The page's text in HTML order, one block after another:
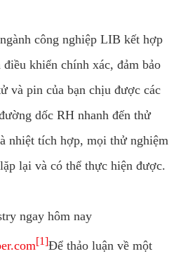
công nghiệp LIB kết hợp
khiển chính xác, đảm bảo
và pin của bạn chịu được các
dốc RH nhanh đến thử
nhiệt tích hợp, mọi thử nghiệm
lại và có thể thực hiện được.
ngay hôm nay
[1]Để thảo luận về một